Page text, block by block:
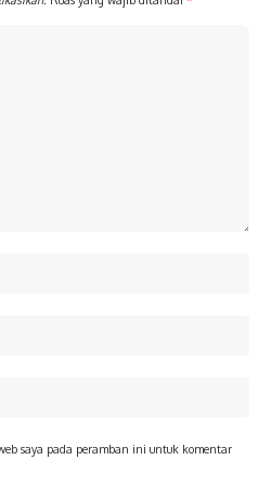
saya pada peramban ini untuk komentar